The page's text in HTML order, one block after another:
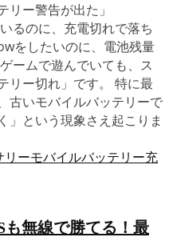
リー警告が出た」
るのに、充電切れで落ち
をしたいのに、電池残量
ームで遊んでいても、ス
リー切れ」です。 特に最
古いモバイルバッテリーで
」という現象さえ起こりま
リーモバイルバッテリー充
も無線で勝てる！最